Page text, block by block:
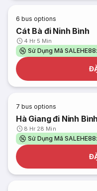
6 bus options
Cát Bà đi Ninh Bình
4 Hr 5 Min
Sử Dụng Mã
7 bus options
Hà Giang đi Ninh Bình
8 Hr 28 Min
Sử Dụng Mã